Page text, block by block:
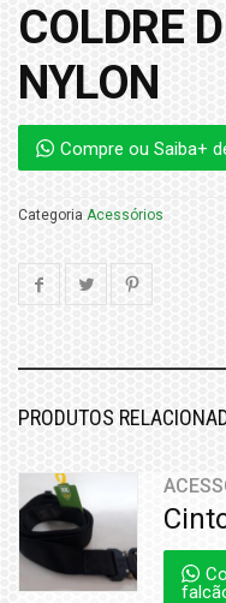
COLDRE
NYLON
Compre ou Saiba+
Categoria Acessórios
PRODUTOS